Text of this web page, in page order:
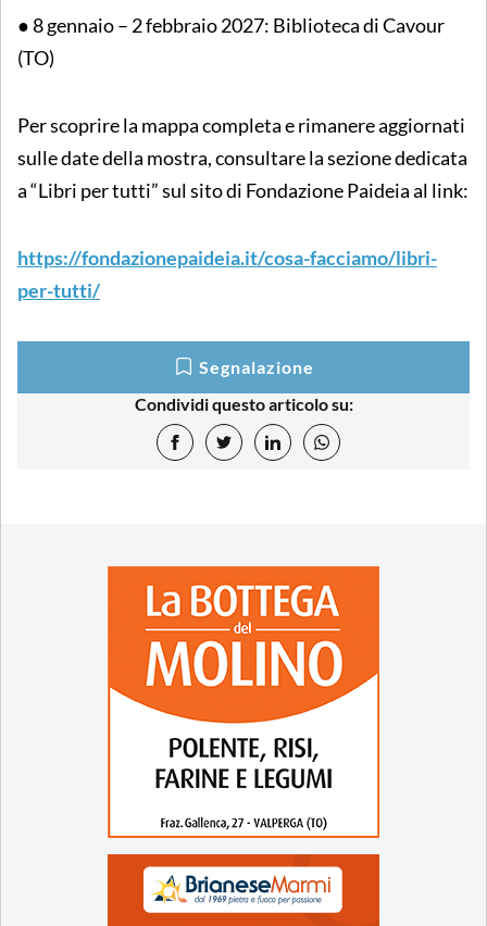
● 8 gennaio – 2 febbraio 2027: Biblioteca di Cavour
(TO)
Per scoprire la mappa completa e rimanere aggiornati
sulle date della mostra, consultare la sezione dedicata
a “Libri per tutti” sul sito di Fondazione Paideia al link:
https://fondazionepaideia.it/cosa-facciamo/libri-
per-tutti/
Segnalazione
Condividi questo articolo su: